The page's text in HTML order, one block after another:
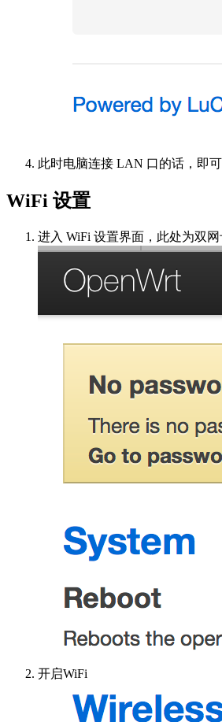
此时电脑连接 LAN 口的话，即可
WiFi 设置
进入 WiFi 设置界面，此处为双网
开启WiFi